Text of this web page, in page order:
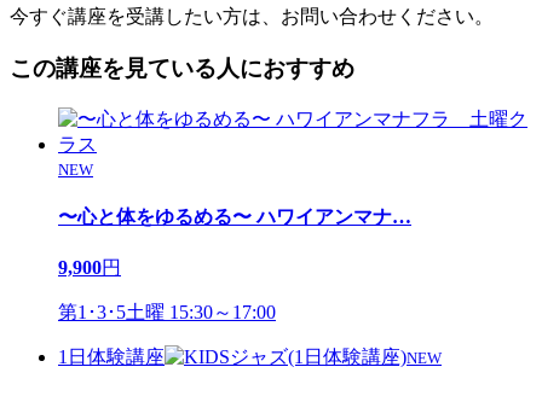
今すぐ講座を受講したい方は、お問い合わせください。
この講座を見ている人におすすめ
NEW
〜心と体をゆるめる〜 ハワイアンマナ…
9,900円
第1･3･5土曜 15:30～17:00
1日体験講座 NEW